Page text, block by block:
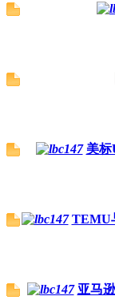
美
TEMU
亚马